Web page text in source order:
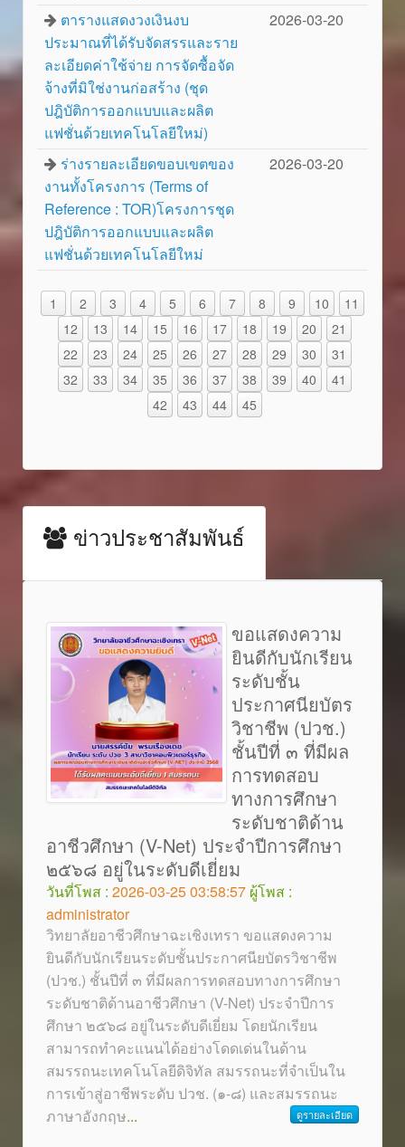
ตารางแสดงวงเงินงบ
ประมาณที่ได้รับจัดสรรและราย
ละเอียดค่าใช้จ่าย การจัดซื้อจัด
จ้างที่มิใช่งานก่อสร้าง (ชุด
ปฎิบัติการออกแบบและผลิต
แฟชั่นด้วยเทคโนโลยีใหม่)
2026-03-20
ร่างรายละเอียดขอบเขตของ
งานทั้งโครงการ (Terms of
Reference : TOR)โครงการชุด
ปฎิบัติการออกแบบและผลิต
แฟชั่นด้วยเทคโนโลยีใหม่
2026-03-20
1 2 3 4 5 6 7 8 9 10
11
12
13 14 15 16 17 18 19 20
21
22
23 24 25 26 27 28 29 30
31
32
33 34 35 36 37 38 39 40
41
42
43 44 45
ข่าวประชาสัมพันธ์
ขอแสดงความ
ยินดีกับนักเรียน
ระดับชั้น
ประกาศนียบัตร
วิชาชีพ (ปวช.)
ชั้นปีที่ ๓ ที่มีผล
การทดสอบ
ทางการศึกษา
ระดับชาติด้าน
อาชีวศึกษา (V-Net) ประจำปีการศึกษา
๒๕๖๘ อยู่ในระดับดีเยี่ยม
วันที่โพส : 2026-03-25 03:58:57 ผู้โพส :
administrator
วิทยาลัยอาชีวศึกษาฉะเชิงเทรา ขอแสดงความ
ยินดีกับนักเรียนระดับชั้นประกาศนียบัตรวิชาชีพ
(ปวช.) ชั้นปีที่ ๓ ที่มีผลการทดสอบทางการศึกษา
ระดับชาติด้านอาชีวศึกษา (V-Net) ประจำปีการ
ศึกษา ๒๕๖๘ อยู่ในระดับดีเยี่ยม โดยนักเรียน
สามารถทำคะแนนได้อย่างโดดเด่นในด้าน
สมรรถนะเทคโนโลยีดิจิทัล สมรรถนะที่จำเป็นใน
การเข้าสู่อาชีพระดับ ปวช. (๑-๘) และสมรรถนะ
ภาษาอังกฤษ... ดูรายละเอียด